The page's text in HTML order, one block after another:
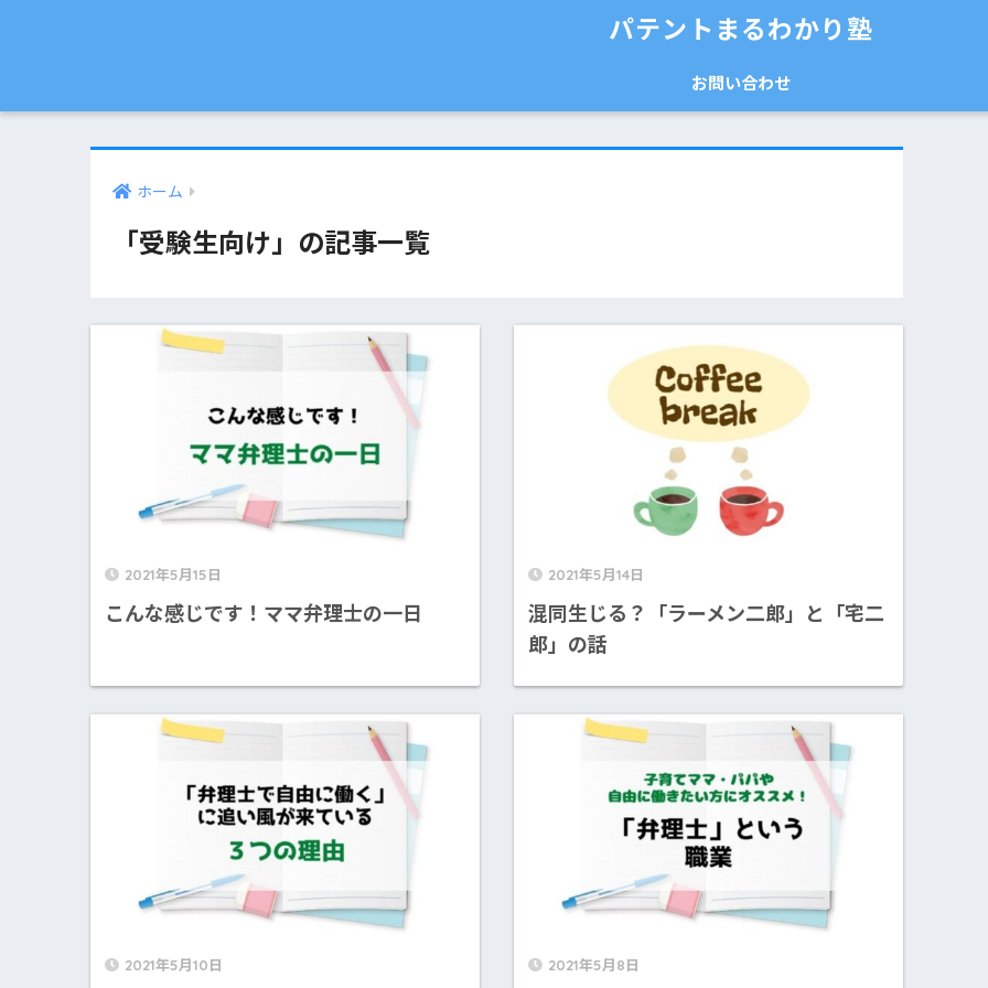
パテントまるわかり塾
お問い合わせ
ホーム
「受験生向け」の記事一覧
2021年5月15日
こんな感じです！ママ弁理士の一日
2021年5月14日
混同生じる？「ラーメン二郎」と「宅二
郎」の話
2021年5月10日 2021年5月8日